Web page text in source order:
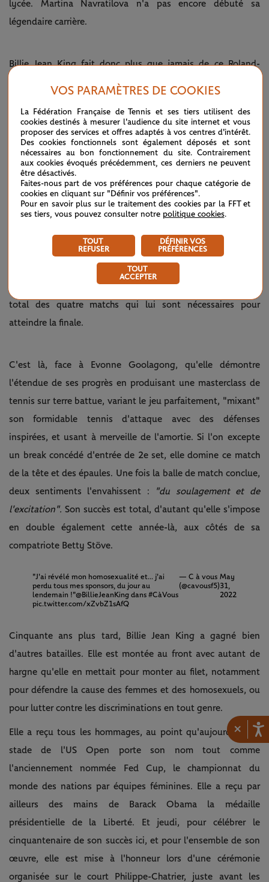
×
lycée. Martina Navratilova n'a pas encore débuté sa
légendaire carrière.
Billie Jean King fait donc plus que jamais de ce Roland-
Garros un objectif. Elle part en Floride pour s'entraîner
lors d'un mini-stage de cinq jours où le thème principal est
de"gagner en régularité".Elle rajoute aussi un tournoi sur
terre battue à son calendrier. Quand elle débarque Porte
d'Auteuil, elle est fin prête.
Cette année-là, en plus, est une édition particulière puisque
la Fédération française, afin de dynamiser l'épreuve, a réduit
sera pas reconduite l'année suivante -, le simple dames
passe ainsi de 64 à 32 joueuses. Bille Jean King entame
donc son parcours au 3e tour. Elle ne perd que 19 jeux au
total des quatre matchs qui lui sont nécessaires pour
atteindre la finale.
C'est là, face à Evonne Goolagong, qu'elle démontre
l'étendue de ses progrès en produisant une masterclass de
tennis sur terre battue, variant le jeu parfaitement, "mixant"
son formidable tennis d'attaque avec des défenses
inspirées, et usant à merveille de l'amortie. Si l'on excepte
un break concédé d'entrée de 2e set, elle domine ce match
de la tête et des épaules. Une fois la balle de match conclue,
deux sentiments l'envahissent :
"du soulagement et de
l'excitation". Son succès est total, d'autant qu'elle s'impose
en double également cette année-là, aux côtés de sa
compatriote Betty Stöve.
"J'ai révélé mon homosexualité et... j'ai
perdu tous mes sponsors, du jour au
lendemain !"@BillieJeanKingdans #CàVous
pic.twitter.com/xZvbZ1sAfQ
— C à vous
(@cavousf5)
May
31,
2022
Cinquante ans plus tard, Billie Jean King a gagné bien
d'autres batailles. Elle est montée au front avec autant de
hargne qu'elle en mettait pour monter au filet, notamment
pour défendre la cause des femmes et des homosexuels, ou
pour lutter contre les discriminations en tout genre.
Elle a reçu tous les hommages, au point qu'aujourd'hui, le
stade de l'US Open porte son nom tout comme
l'anciennement nommée Fed Cup, le championnat du
monde des nations par équipes féminines. Elle a reçu par
ailleurs des mains de Barack Obama la médaille
présidentielle de la Liberté. Et jeudi, pour célébrer le
cinquantenaire de son succès ici, et pour l'ensemble de son
œuvre, elle est mise à l'honneur lors d'une cérémonie
organisée sur le court Philippe-Chatrier, juste avant les
VOS PARAMÈTRES DE COOKIES
La Fédération Française de Tennis et ses tiers utilisent des
cookies destinés à mesurer l'audience du site internet et vous
proposer des services et offres adaptés à vos centres d'intérêt.
Des cookies fonctionnels sont également déposés et sont
nécessaires au bon fonctionnement du site. Contrairement
aux cookies évoqués précédemment, ces derniers ne peuvent
être désactivés.
Faites-nous part de vos préférences pour chaque catégorie de
cookies en cliquant sur "Définir vos préférences".
Pour en savoir plus sur le traitement des cookies par la FFT et
ses tiers, vous pouvez consulter notre politique cookies.
TOUT
REFUSER
DÉFINIR VOS
PRÉFÉRENCES
TOUT
ACCEPTER